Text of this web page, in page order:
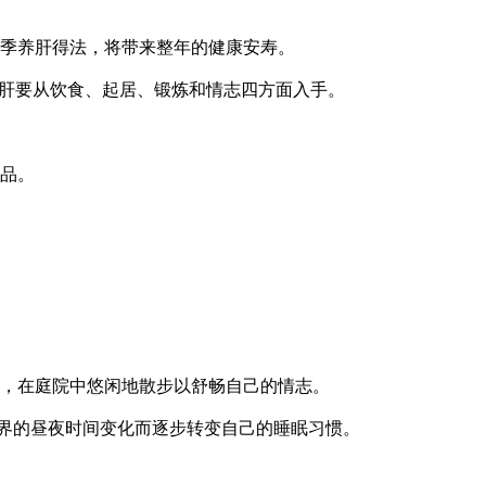
肝得法，将带来整年的健康安寿。
从饮食、起居、锻炼和情志四方面入手。
。
庭院中悠闲地散步以舒畅自己的情志。
昼夜时间变化而逐步转变自己的睡眠习惯。